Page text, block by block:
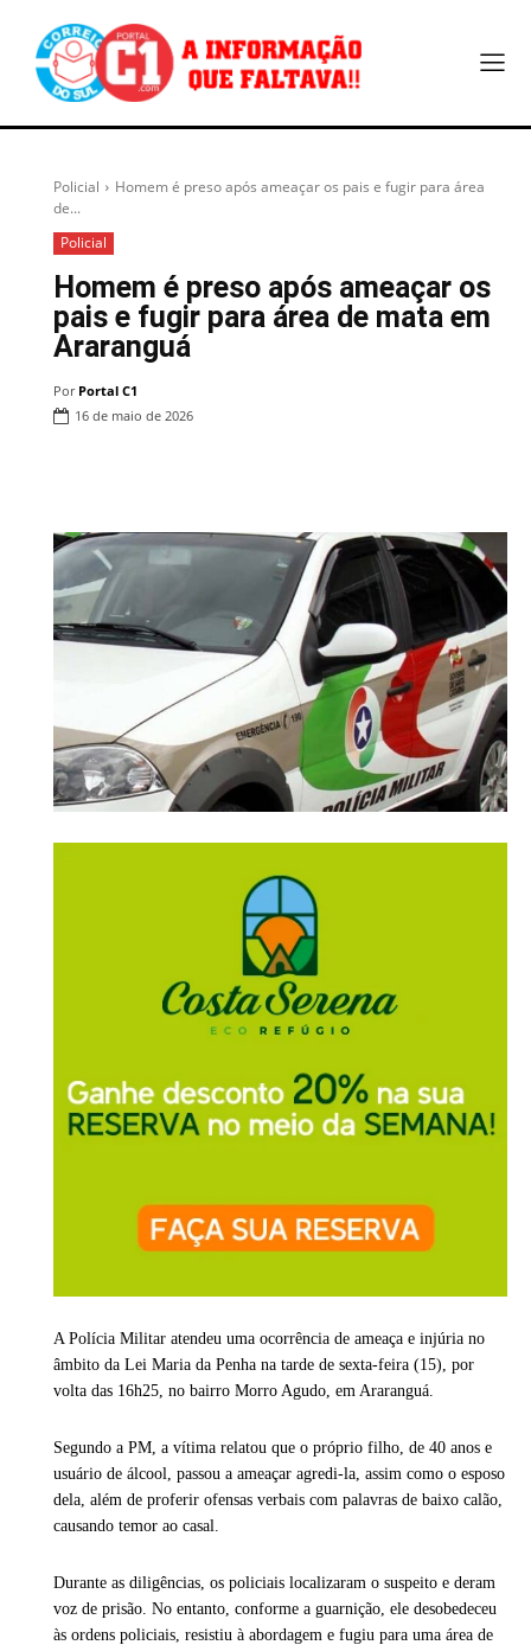
Policial
Homem é preso após ameaçar os pais e fugir para área
de...
Policial
Homem é preso após ameaçar os
pais e fugir para área de mata em
Araranguá
Por Portal C1
16 de maio de 2026
A Polícia Militar atendeu uma ocorrência de ameaça e injúria no
âmbito da Lei Maria da Penha na tarde de sexta-feira (15), por
volta das 16h25, no bairro Morro Agudo, em Araranguá
Segundo a PM, a vítima relatou que o próprio filho, de 40 anos e
usuário de álcool, passou a ameaçar agredi-la, assim como o esposo
dela, além de proferir ofensas verbais com palavras de baixo calão,
causando temor ao casal.
Durante as diligências, os policiais localizaram o suspeito e deram
voz de prisão. No entanto, conforme a guarnição, ele desobedeceu
às ordens policiais, resistiu à abordagem e fugiu para uma área de